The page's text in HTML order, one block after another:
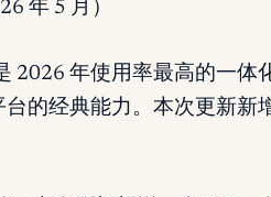
年 5 月）
2026 年使用率最高的一
的经典能力。本次更新新